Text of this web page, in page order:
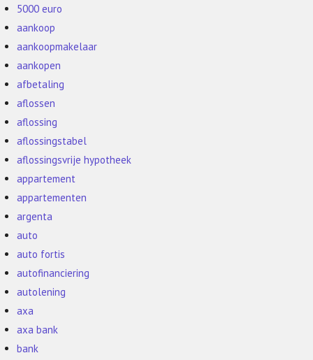
5000 euro
aankoop
aankoopmakelaar
aankopen
afbetaling
aflossen
aflossing
aflossingstabel
aflossingsvrije hypotheek
appartement
appartementen
argenta
auto
auto fortis
autofinanciering
autolening
axa
axa bank
bank